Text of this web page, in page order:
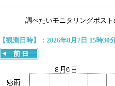
調べたいモニタリングポス
【観測日時】：2026年8月7日 15時30